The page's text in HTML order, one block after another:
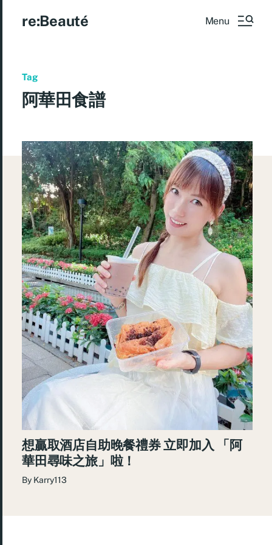
re:Beauté Menu
Tag
阿華田食譜
想贏取酒店自助晚餐禮券 立即加入 「阿
華田尋味之旅」啦！
By Karry113